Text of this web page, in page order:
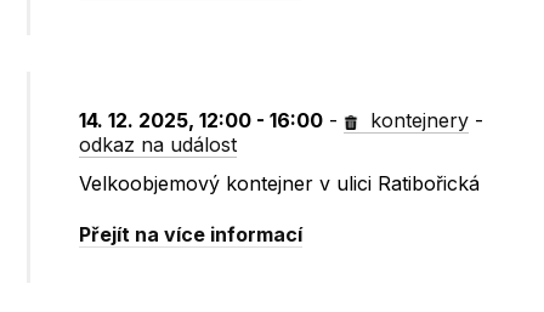
14. 12. 2025, 12:00 - 16:00 - kontejnery -
odkaz na událost
Velkoobjemový kontejner v ulici Ratibořická
Přejít na více informací